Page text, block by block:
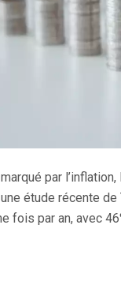
par
étude récente
fois par an, avec